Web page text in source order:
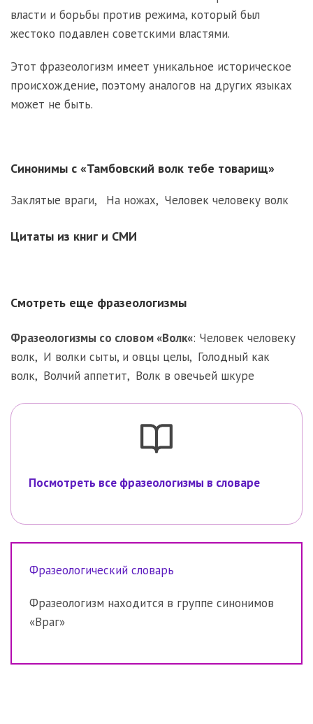
власти и борьбы против режима, который был
жестоко подавлен советскими властями.
Этот фразеологизм имеет уникальное историческое
происхождение, поэтому аналогов на других языках
может не быть.
Синонимы с «Тамбовский волк тебе товарищ»
Заклятые враги, На ножах, Человек человеку волк
Цитаты из книг и СМИ
Смотреть еще фразеологизмы
Фразеологизмы со словом «Волк«: Человек человеку
волк, И волки сыты, и овцы целы, Голодный как
волк, Волчий аппетит, Волк в овечьей шкуре
Посмотреть все фразеологизмы в словаре
Фразеологический словарь
Фразеологизм находится в группе синонимов
«Враг»